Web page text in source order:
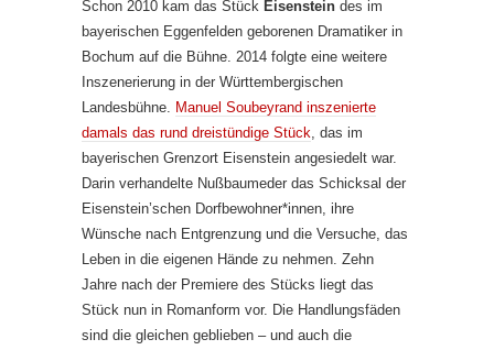
Schon 2010 kam das Stück Eisenstein des im
bayerischen Eggenfelden geborenen Dramatiker in
Bochum auf die Bühne. 2014 folgte eine weitere
Inszenerierung in der Württembergischen
Landesbühne. Manuel Soubeyrand inszenierte
damals das rund dreistündige Stück , das im
bayerischen Grenzort Eisenstein angesiedelt war.
Darin verhandelte Nußbaumeder das Schicksal der
Eisenstein’schen Dorfbewohner*innen, ihre
Wünsche nach Entgrenzung und die Versuche, das
Leben in die eigenen Hände zu nehmen. Zehn
Jahre nach der Premiere des Stücks liegt das
Stück nun in Romanform vor. Die Handlungsfäden
sind die gleichen geblieben – und auch die